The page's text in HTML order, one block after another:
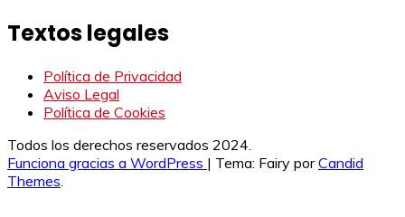
Textos legales
Política de Privacidad
Aviso Legal
Política de Cookies
Todos los derechos reservados 2024.
Funciona gracias a WordPress | Tema: Fairy porCandid
Themes